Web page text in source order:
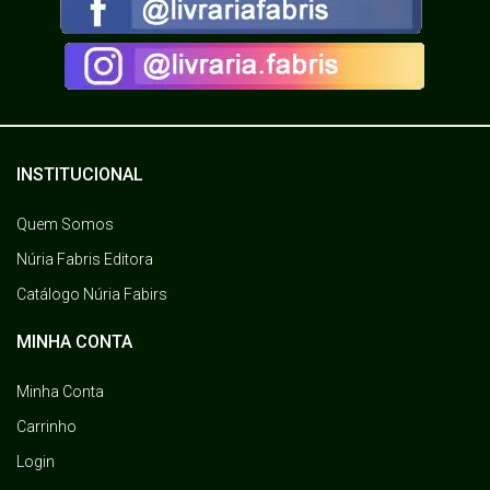
INSTITUCIONAL
Quem Somos
Núria Fabris Editora
Catálogo Núria Fabirs
MINHA CONTA
Minha Conta
Carrinho
Login